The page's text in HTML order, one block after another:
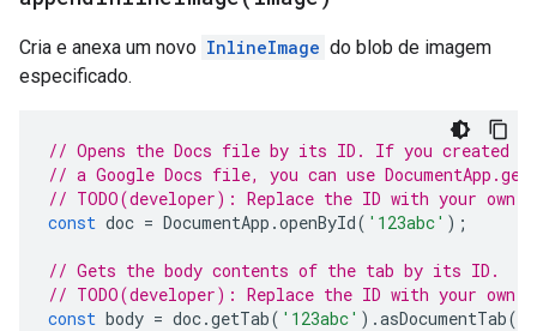
Cria e anexa um novo InlineImage do blob de imagem
especificado.
// Opens the Docs file by its ID. If you created
// a Google Docs file, you can use
// TODO(developer): Replace the ID with your own.
const doc = DocumentApp .openById( '123abc' );
// Gets the body contents of the tab by its ID.
// TODO(developer): Replace the ID with your own.
const body = doc.getTab( '123abc' ).asDocumentTab().